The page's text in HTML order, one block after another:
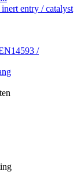
entry / catalyst
/